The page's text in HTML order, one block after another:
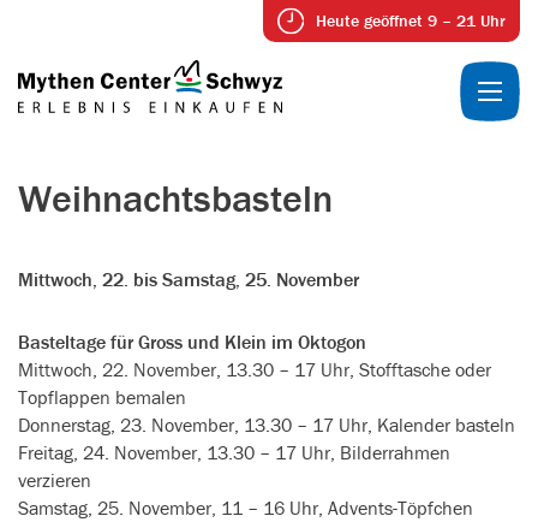
Heute geöffnet 9 – 21 Uhr
Weihnachtsbasteln
Mittwoch, 22. bis Samstag, 25. November
Basteltage für Gross und Klein im Oktogon
Mittwoch, 22. November, 13.30 – 17 Uhr, Stofftasche oder
Topflappen bemalen
Donnerstag, 23. November, 13.30 – 17 Uhr, Kalender basteln
Freitag, 24. November, 13.30 – 17 Uhr, Bilderrahmen
verzieren
Samstag, 25. November, 11 – 16 Uhr, Advents-Töpfchen